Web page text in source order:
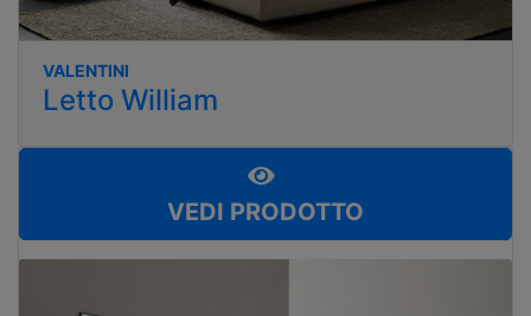
VALENTINI
Letto William
VEDI PRODOTTO